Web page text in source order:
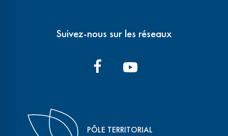
Suivez-nous sur les réseaux
PÔLE TERRITORIAL